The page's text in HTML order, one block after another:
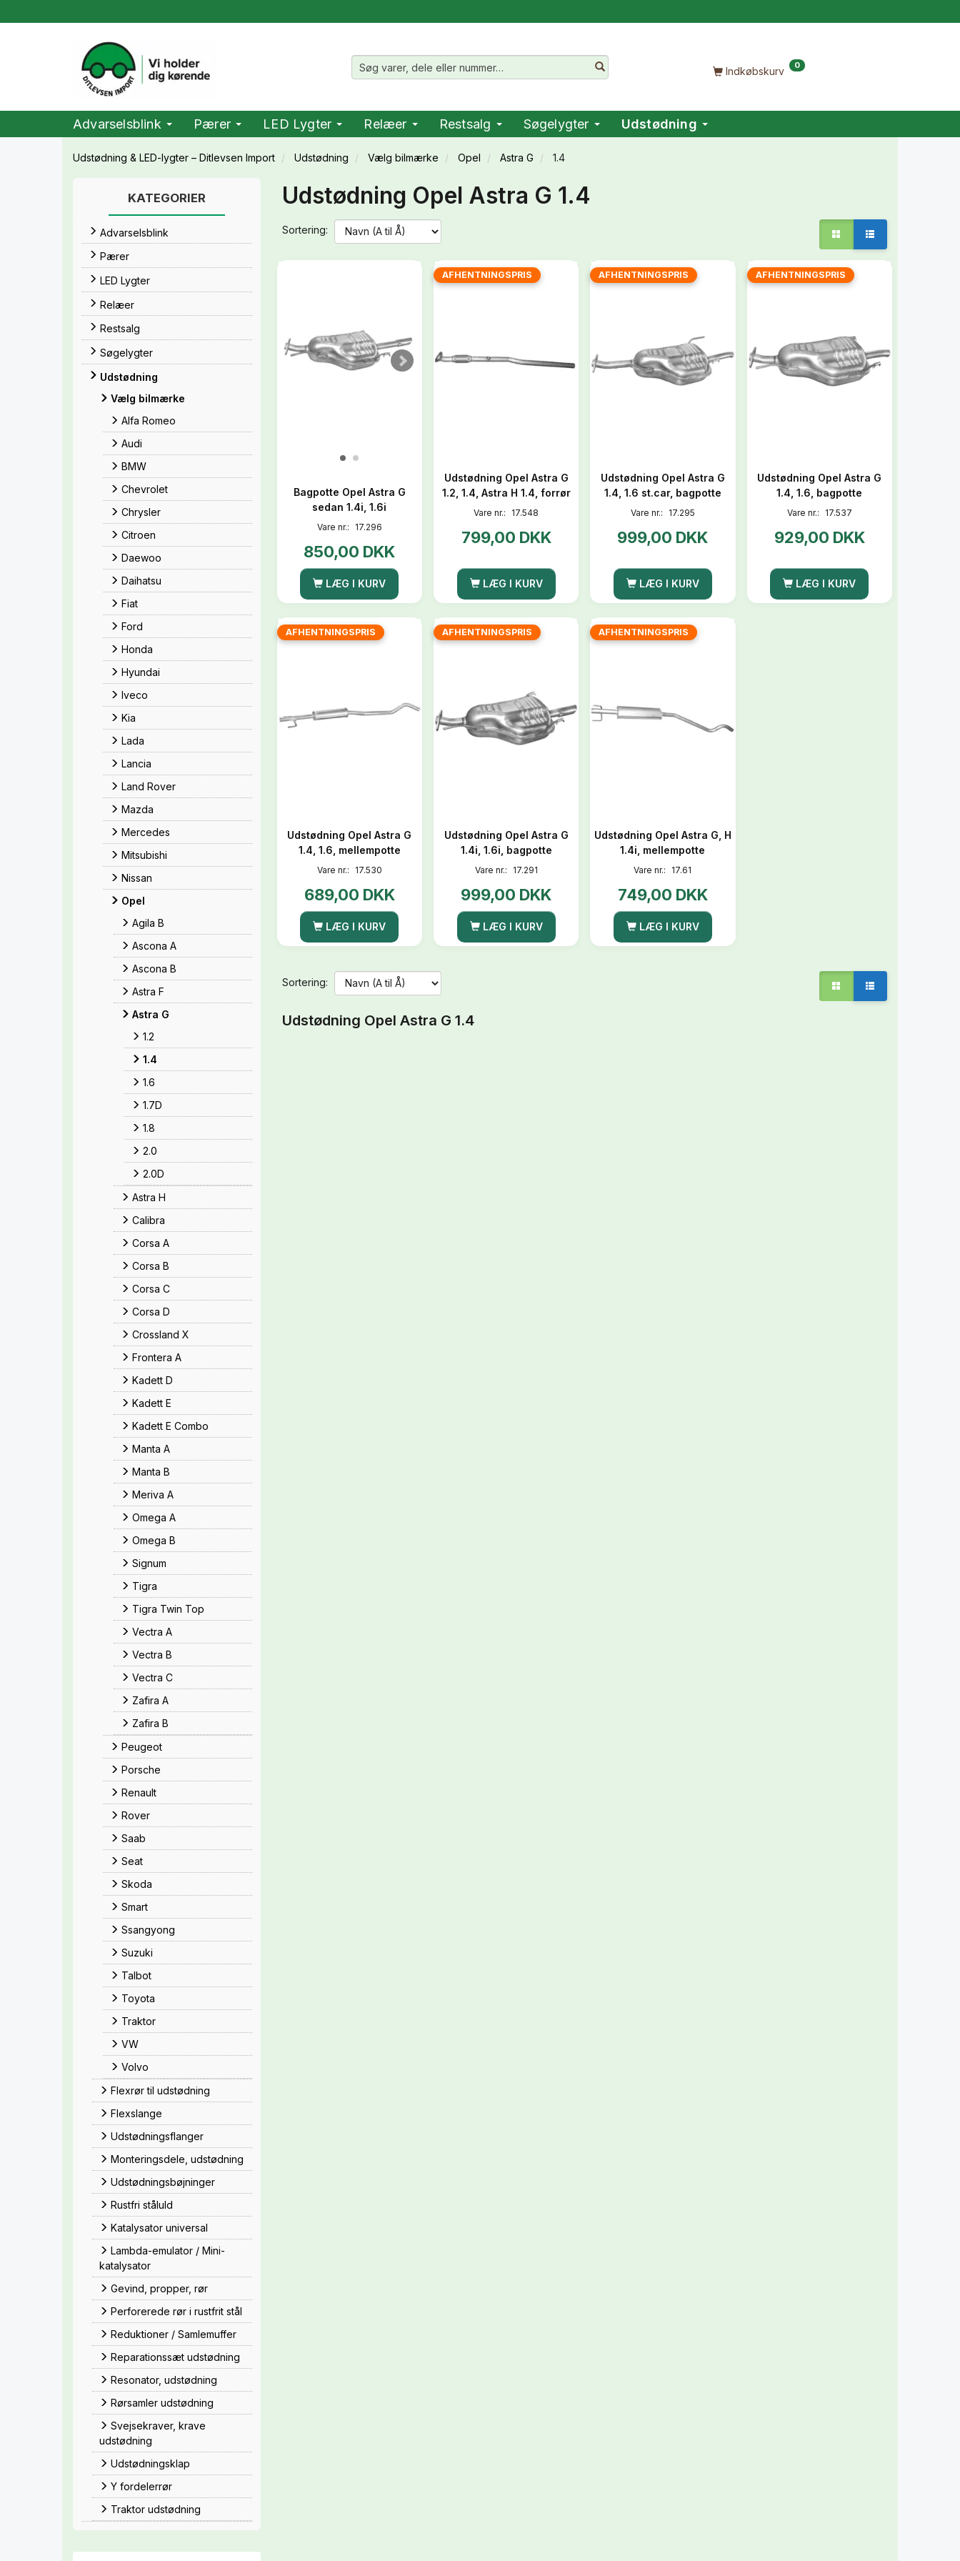
Indkøbskurv 0
Advarselsblink Pærer LED Lygter Relæer Restsalg Søgelygter Udstødning
Udstødning & LED-lygter – Ditlevsen Import Udstødning Vælg bilmærke Opel Astra G 1.4
KATEGORIER
Advarselsblink
Pærer
LED Lygter
Relæer
Restsalg
Søgelygter
Udstødning
Vælg bilmærke
Alfa Romeo
Audi
BMW
Chevrolet
Chrysler
Citroen
Daewoo
Daihatsu
Fiat
Ford
Honda
Hyundai
Iveco
Kia
Lada
Lancia
Land Rover
Mazda
Mercedes
Mitsubishi
Nissan
Opel
Agila B
Ascona A
Ascona B
Astra F
Astra G
1.2
1.4
1.6
1.7D
1.8
2.0
2.0D
Astra H
Calibra
Corsa A
Corsa B
Corsa C
Corsa D
Crossland X
Frontera A
Kadett D
Kadett E
Kadett E Combo
Manta A
Manta B
Meriva A
Omega A
Omega B
Signum
Tigra
Tigra Twin Top
Vectra A
Vectra B
Vectra C
Zafira A
Zafira B
Peugeot
Porsche
Renault
Rover
Saab
Seat
Skoda
Smart
Ssangyong
Suzuki
Talbot
Toyota
Traktor
VW
Volvo
Flexrør til udstødning
Flexslange
Udstødningsflanger
Monteringsdele, udstødning
Udstødningsbøjninger
Rustfri ståluld
Katalysator universal
Lambda-emulator / Mini-
katalysator
Gevind, propper, rør
Perforerede rør i rustfrit stål
Reduktioner / Samlemuffer
Reparationssæt udstødning
Resonator, udstødning
Rørsamler udstødning
Svejsekraver, krave
udstødning
Udstødningsklap
Y fordelerrør
Traktor udstødning
Udstødning Opel Astra G 1.4
Sortering:
Bagpotte Opel Astra G
sedan 1.4i, 1.6i
Vare nr.: 17.296
850,00 DKK
LÆG I KURV
AFHENTNINGSPRIS
Udstødning Opel Astra G
1.2, 1.4, Astra H 1.4, forrør
Vare nr.: 17.548
799,00 DKK
LÆG I KURV
AFHENTNINGSPRIS
Udstødning Opel Astra G
1.4, 1.6 st.car, bagpotte
Vare nr.: 17.295
999,00 DKK
LÆG I KURV
AFHENTNINGSPRIS
Udstødning Opel Astra G
1.4, 1.6, bagpotte
Vare nr.: 17.537
929,00 DKK
LÆG I KURV
AFHENTNINGSPRIS
Udstødning Opel Astra G
1.4, 1.6, mellempotte
Vare nr.: 17.530
689,00 DKK
LÆG I KURV
AFHENTNINGSPRIS
Udstødning Opel Astra G
1.4i, 1.6i, bagpotte
Vare nr.: 17.291
999,00 DKK
LÆG I KURV
AFHENTNINGSPRIS
Udstødning Opel Astra G, H
1.4i, mellempotte
Vare nr.: 17.61
749,00 DKK
LÆG I KURV
Sortering:
Udstødning Opel Astra G 1.4